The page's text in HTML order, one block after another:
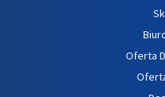
Oferta